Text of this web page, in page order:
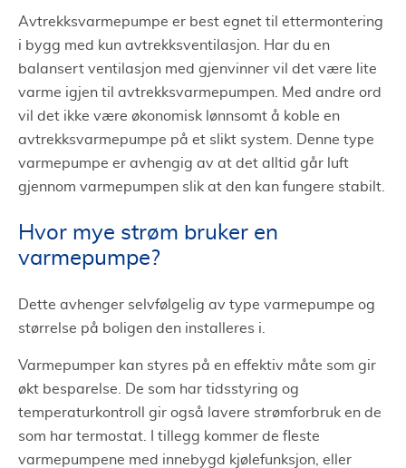
Avtrekksvarmepumpe er best egnet til ettermontering
i bygg med kun avtrekksventilasjon. Har du en
balansert ventilasjon med gjenvinner vil det være lite
varme igjen til avtrekksvarmepumpen. Med andre ord
vil det ikke være økonomisk lønnsomt å koble en
avtrekksvarmepumpe på et slikt system. Denne type
varmepumpe er avhengig av at det alltid går luft
gjennom varmepumpen slik at den kan fungere stabilt.
Hvor mye strøm bruker en
varmepumpe?
Dette avhenger selvfølgelig av type varmepumpe og
størrelse på boligen den installeres i.
Varmepumper kan styres på en effektiv måte som gir
økt besparelse. De som har tidsstyring og
temperaturkontroll gir også lavere strømforbruk en de
som har termostat. I tillegg kommer de fleste
varmepumpene med innebygd kjølefunksjon, eller